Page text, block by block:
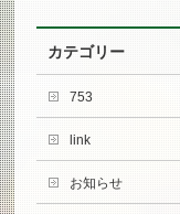
カテゴリー
753
link
お知らせ